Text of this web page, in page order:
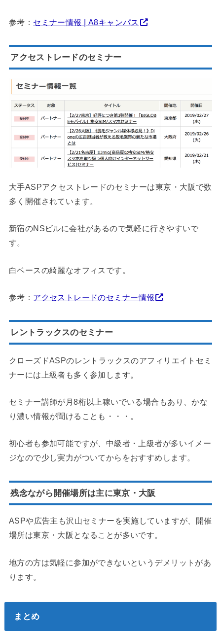
参考： セミナー情報 | A8キャンパス
アクセストレードのセミナー
大手ASPアクセストレードのセミナーは東京・大阪で数
多く開催されています。
新宿のNSビルに会社があるので気軽に行きやすいで
す。
白ベースの綺麗なオフィスです。
参考： アクセストレードのセミナー情報
レントラックスのセミナー
クローズドASPのレントラックスのアフィリエイトセミ
ナーには上級者も多く参加します。
セミナー講師が月8桁以上稼いでいる場合もあり、かな
り濃い情報が聞けることも・・・。
初心者も参加可能ですが、中級者・上級者が多いイメー
ジなので少し実力がついてからをおすすめします。
残念ながら開催場所は主に東京・大阪
ASPや広告主も沢山セミナーを実施していますが、開催
場所は東京・大阪となることが多いです。
地方の方は気軽に参加ができないというデメリットがあ
ります。
まとめ